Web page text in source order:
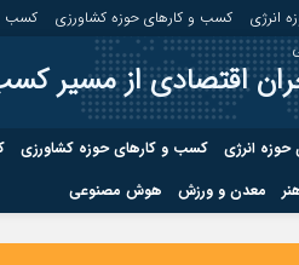
انرژی کسب و کارهای حوزه کشاورزی کسب
اقتصادی از مسیر
انرژی کسب و کارهای حوزه کشاورزی
معدن و ورزش هوش مصنوعی
درباره ما